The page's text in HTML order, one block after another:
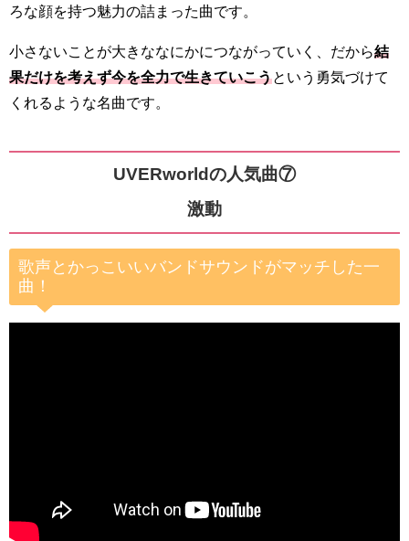
ろな顔を持つ魅力の詰まった曲です。
小さないことが大きななにかにつながっていく、だから結
果だけを考えず今を全力で生きていこうという勇気づけて
くれるような名曲です。
UVERworldの人気曲⑦
激動
歌声とかっこいいバンドサウンドがマッチした一
曲！